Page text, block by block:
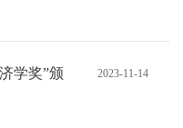
学奖”颁 2023-11-14